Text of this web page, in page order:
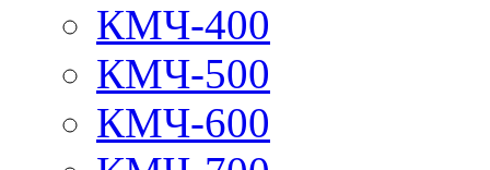
КМЧ-400
КМЧ-500
КМЧ-600